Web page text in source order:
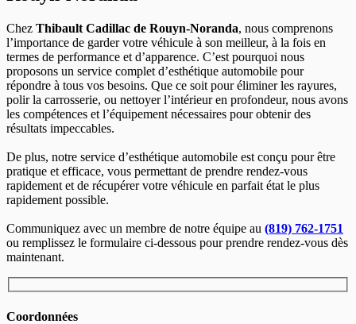
Chez Thibault Cadillac de Rouyn-Noranda, nous comprenons
l’importance de garder votre véhicule à son meilleur, à la fois en
termes de performance et d’apparence. C’est pourquoi nous
proposons un service complet d’esthétique automobile pour
répondre à tous vos besoins. Que ce soit pour éliminer les rayures,
polir la carrosserie, ou nettoyer l’intérieur en profondeur, nous avons
les compétences et l’équipement nécessaires pour obtenir des
résultats impeccables.
De plus, notre service d’esthétique automobile est conçu pour être
pratique et efficace, vous permettant de prendre rendez-vous
rapidement et de récupérer votre véhicule en parfait état le plus
rapidement possible.
Communiquez avec un membre de notre équipe au (819) 762-1751
ou remplissez le formulaire ci-dessous pour prendre rendez-vous dès
maintenant.
Coordonnées